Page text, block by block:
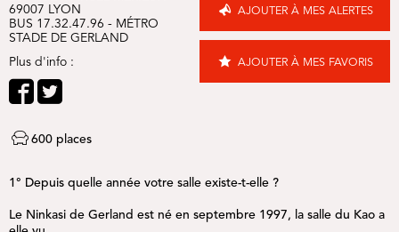
69007 LYON
BUS 17.32.47.96 - MÉTRO
STADE DE GERLAND
Plus d'info :
AJOUTER À MES ALERTES
AJOUTER À MES FAVORIS
600 places
1° Depuis quelle année votre salle existe-t-elle ?
Le Ninkasi de Gerland est né en septembre 1997, la salle du Kao a